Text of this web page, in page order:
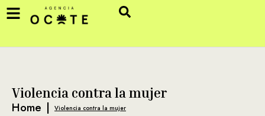
Violencia contra la mujer
Home | Violencia contra la mujer